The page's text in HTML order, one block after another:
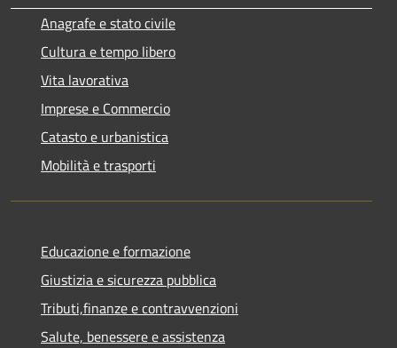
Anagrafe e stato civile
Cultura e tempo libero
Vita lavorativa
Imprese e Commercio
Catasto e urbanistica
Mobilità e trasporti
Educazione e formazione
Giustizia e sicurezza pubblica
Tributi,finanze e contravvenzioni
Salute, benessere e assistenza